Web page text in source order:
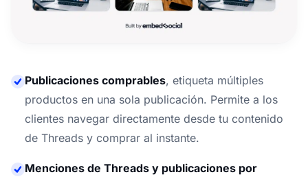
Publicaciones comprables, etiqueta múltiples
productos en una sola publicación. Permite a los
clientes navegar directamente desde tu contenido
de Threads y comprar al instante.
Menciones de Threads y publicaciones por